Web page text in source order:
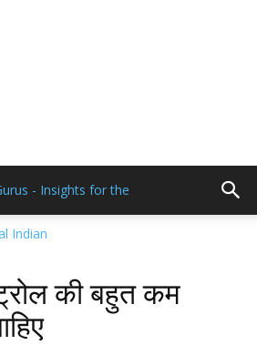
की बहुत कम